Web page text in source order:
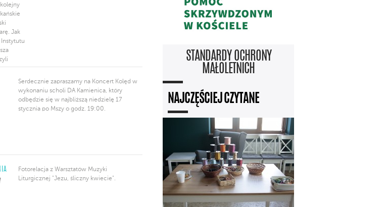
Jak
będą
Serdecznie zapraszamy na Koncert Kolęd w
wykonaniu scholi DA Kamienica, który
odbędzie się w najbliższą niedzielę 17
stycznia po Mszy o godz. 19:00.
Fotorelacja z Warsztatów Muzyki
Liturgicznej "Jezu, śliczny kwiecie".
STANDARDY OCHRONY
MAŁOLETNICH
NAJCZĘŚCIEJ CZYTANE